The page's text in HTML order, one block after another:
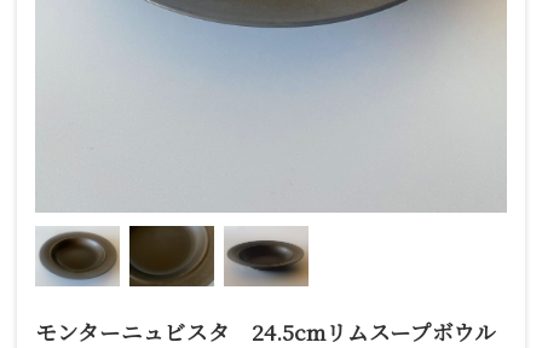
モンターニュビスタ 24.5cmリムスープボウル